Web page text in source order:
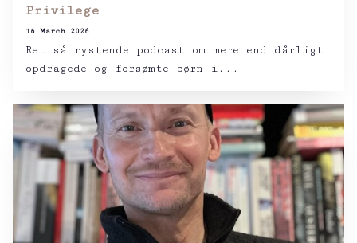
Privilege
16 March 2026
Ret så rystende podcast om mere end dårligt
opdragede og forsømte børn i...